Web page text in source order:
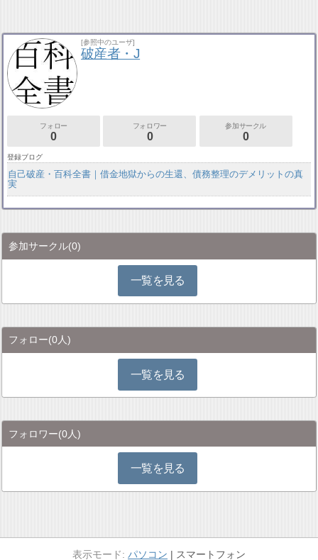
[参照中のユーザ]
破産者・J
フォロー
0
フォロワー
0
参加サークル
0
登録ブログ
自己破産・百科全書｜借金地獄からの生還、債務整理のデメリットの真
実
参加サークル(0)
一覧を見る
フォロー(0人)
一覧を見る
フォロワー(0人)
一覧を見る
パソコン スマートフォン